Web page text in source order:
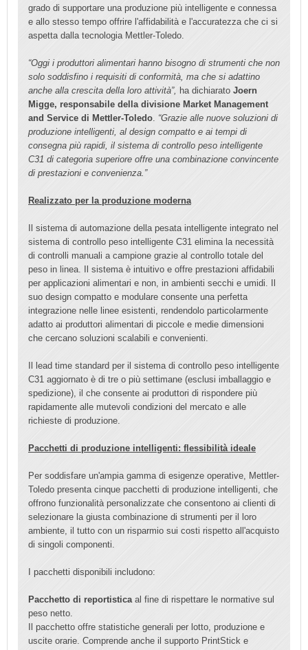
grado di supportare una produzione più intelligente e connessa
e allo stesso tempo offrire l'affidabilità e l'accuratezza che ci si
aspetta dalla tecnologia Mettler-Toledo.
“Oggi i produttori alimentari hanno bisogno di strumenti che non
solo soddisfino i requisiti di conformità, ma che si adattino
anche alla crescita della loro attività”, ha dichiarato Joern
Migge, responsabile della divisione Market Management
and Service di Mettler-Toledo “Grazie alle nuove soluzioni di
produzione intelligenti, al design compatto e ai tempi di
consegna più rapidi, il sistema di controllo peso intelligente
C31 di categoria superiore offre una combinazione convincente
di prestazioni e convenienza.”
Realizzato per la produzione moderna
Il sistema di automazione della pesata intelligente integrato nel
sistema di controllo peso intelligente C31 elimina la necessità
di controlli manuali a campione grazie al controllo totale del
peso in linea. Il sistema è intuitivo e offre prestazioni affidabili
per applicazioni alimentari e non, in ambienti secchi e umidi. Il
suo design compatto e modulare consente una perfetta
integrazione nelle linee esistenti, rendendolo particolarmente
adatto ai produttori alimentari di piccole e medie dimensioni
che cercano soluzioni scalabili e convenienti.
Il lead time standard per il sistema di controllo peso intelligente
C31 aggiornato è di tre o più settimane (esclusi imballaggio e
spedizione), il che consente ai produttori di rispondere più
rapidamente alle mutevoli condizioni del mercato e alle
richieste di produzione.
Pacchetti di produzione intelligenti: flessibilità ideale
Per soddisfare un'ampia gamma di esigenze operative, Mettler-
Toledo presenta cinque pacchetti di produzione intelligenti, che
offrono funzionalità personalizzate che consentono ai clienti di
selezionare la giusta combinazione di strumenti per il loro
ambiente, il tutto con un risparmio sui costi rispetto all'acquisto
di singoli componenti.
I pacchetti disponibili includono:
Pacchetto di reportistica al fine di rispettare le normative sul
peso netto.
Il pacchetto offre statistiche generali per lotto, produzione e
uscite orarie. Comprende anche il supporto PrintStick e